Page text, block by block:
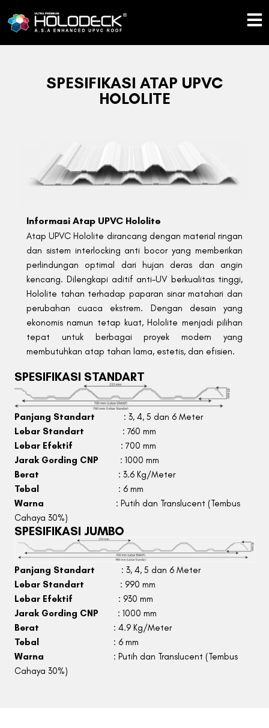
to
SPESIFIKASI ATAP UPVC
HOLOLITE
Informasi Atap UPVC Hololite
Atap UPVC Hololite dirancang dengan material ringan
dan sistem interlocking anti bocor yang memberikan
perlindungan optimal dari hujan deras dan angin
kencang. Dilengkapi aditif anti-UV berkualitas tinggi,
Hololite tahan terhadap paparan sinar matahari dan
perubahan cuaca ekstrem. Dengan desain yang
ekonomis namun tetap kuat, Hololite menjadi pilihan
tepat untuk berbagai proyek modern yang
membutuhkan atap tahan lama, estetis, dan efisien.
SPESIFIKASI STANDART
Panjang Standart : 3, 4, 5 dan 6 Meter
Lebar Standart : 760 mm
Lebar Efektif
: 700 mm
Jarak Gording CNP : 1000 mm
Berat : 3.6 Kg/Meter
Tebal
: 6 mm
Warna : Putih dan Translucent (Tembus
Cahaya 30%)
SPESIFIKASI JUMBO
Panjang Standart : 3, 4, 5 dan 6 Meter
Lebar Standart : 990 mm
Lebar Efektif
: 930 mm
Jarak Gording CNP : 1000 mm
Berat : 4.9 Kg/Meter
Tebal
: 6 mm
Warna : Putih dan Translucent (Tembus
Cahaya 30%)